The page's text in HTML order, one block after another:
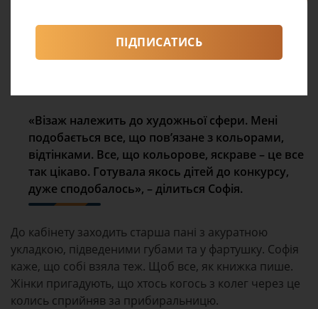
Дівчина планує працювати тут. Зараз проходить
стажування. Паралельно – продовжує робити
«Візаж належить до художньої сфери. Мені
подобається все, що пов’язане з кольорами,
відтінками. Все, що кольорове, яскраве – це все
так цікаво. Готувала якось дітей до конкурсу,
дуже сподобалось», – ділиться Софія.
До кабінету заходить старша пані з акуратною
укладкою, підведеними губами та у фартушку. Софія
каже, що собі взяла теж. Щоб все, як книжка пише.
Жінки пригадують, що хтось когось з колег через це
колись сприйняв за прибиральницю.
ПІДПИСАТИСЬ